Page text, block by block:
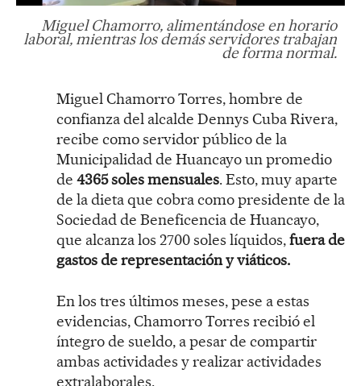
Miguel Chamorro, alimentándose en horario
laboral, mientras los demás servidores trabajan
de forma normal.
Miguel Chamorro Torres, hombre de
confianza del alcalde Dennys Cuba Rivera,
recibe como servidor público de la
Municipalidad de Huancayo un promedio
de 4365 soles mensuales. Esto, muy aparte
de la dieta que cobra como presidente de la
Sociedad de Beneficencia de Huancayo,
que alcanza los 2700 soles líquidos,fuera de
gastos de representación y viáticos.
En los tres últimos meses, pese a estas
evidencias, Chamorro Torres recibió el
íntegro de sueldo, a pesar de compartir
ambas actividades y realizar actividades
extralaborales.